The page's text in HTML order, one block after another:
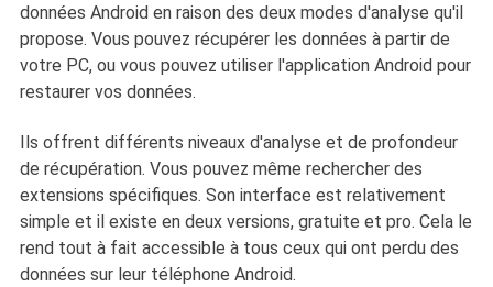
données Android en raison des deux modes d'analyse qu'il
propose. Vous pouvez récupérer les données à partir de
votre PC, ou vous pouvez utiliser l'application Android pour
restaurer vos données.
Ils offrent différents niveaux d'analyse et de profondeur
de récupération. Vous pouvez même rechercher des
extensions spécifiques. Son interface est relativement
simple et il existe en deux versions, gratuite et pro. Cela le
rend tout à fait accessible à tous ceux qui ont perdu des
données sur leur téléphone Android.